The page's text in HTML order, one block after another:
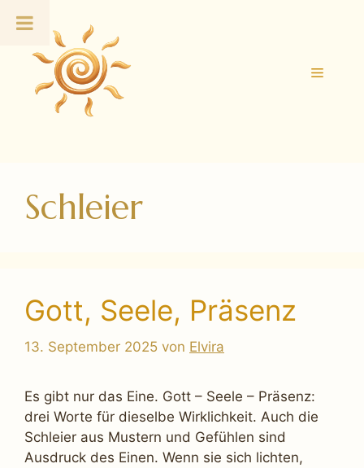
Inhalt
springen
Menü
Schleier
Gott, Seele, Präsenz
13. September 2025 von Elvira
Es gibt nur das Eine. Gott – Seele – Präsenz:
drei Worte für dieselbe Wirklichkeit. Auch die
Schleier aus Mustern und Gefühlen sind
Ausdruck des Einen. Wenn sie sich lichten,